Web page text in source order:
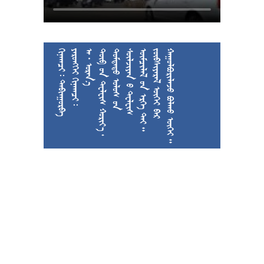
      
































































 






































